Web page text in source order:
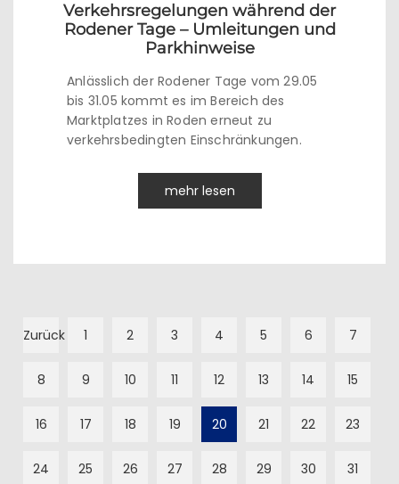
Verkehrsregelungen während der
Rodener Tage – Umleitungen und
Parkhinweise
Anlässlich der Rodener Tage vom 29.05
bis 31.05 kommt es im Bereich des
Marktplatzes in Roden erneut zu
verkehrsbedingten Einschränkungen.
mehr lesen
Zurück 1 2 3 4 5 6 7
8 9 10 11 12 13 14 15
16 17 18 19 20 21 22 23
24 25 26 27 28 29 30 31